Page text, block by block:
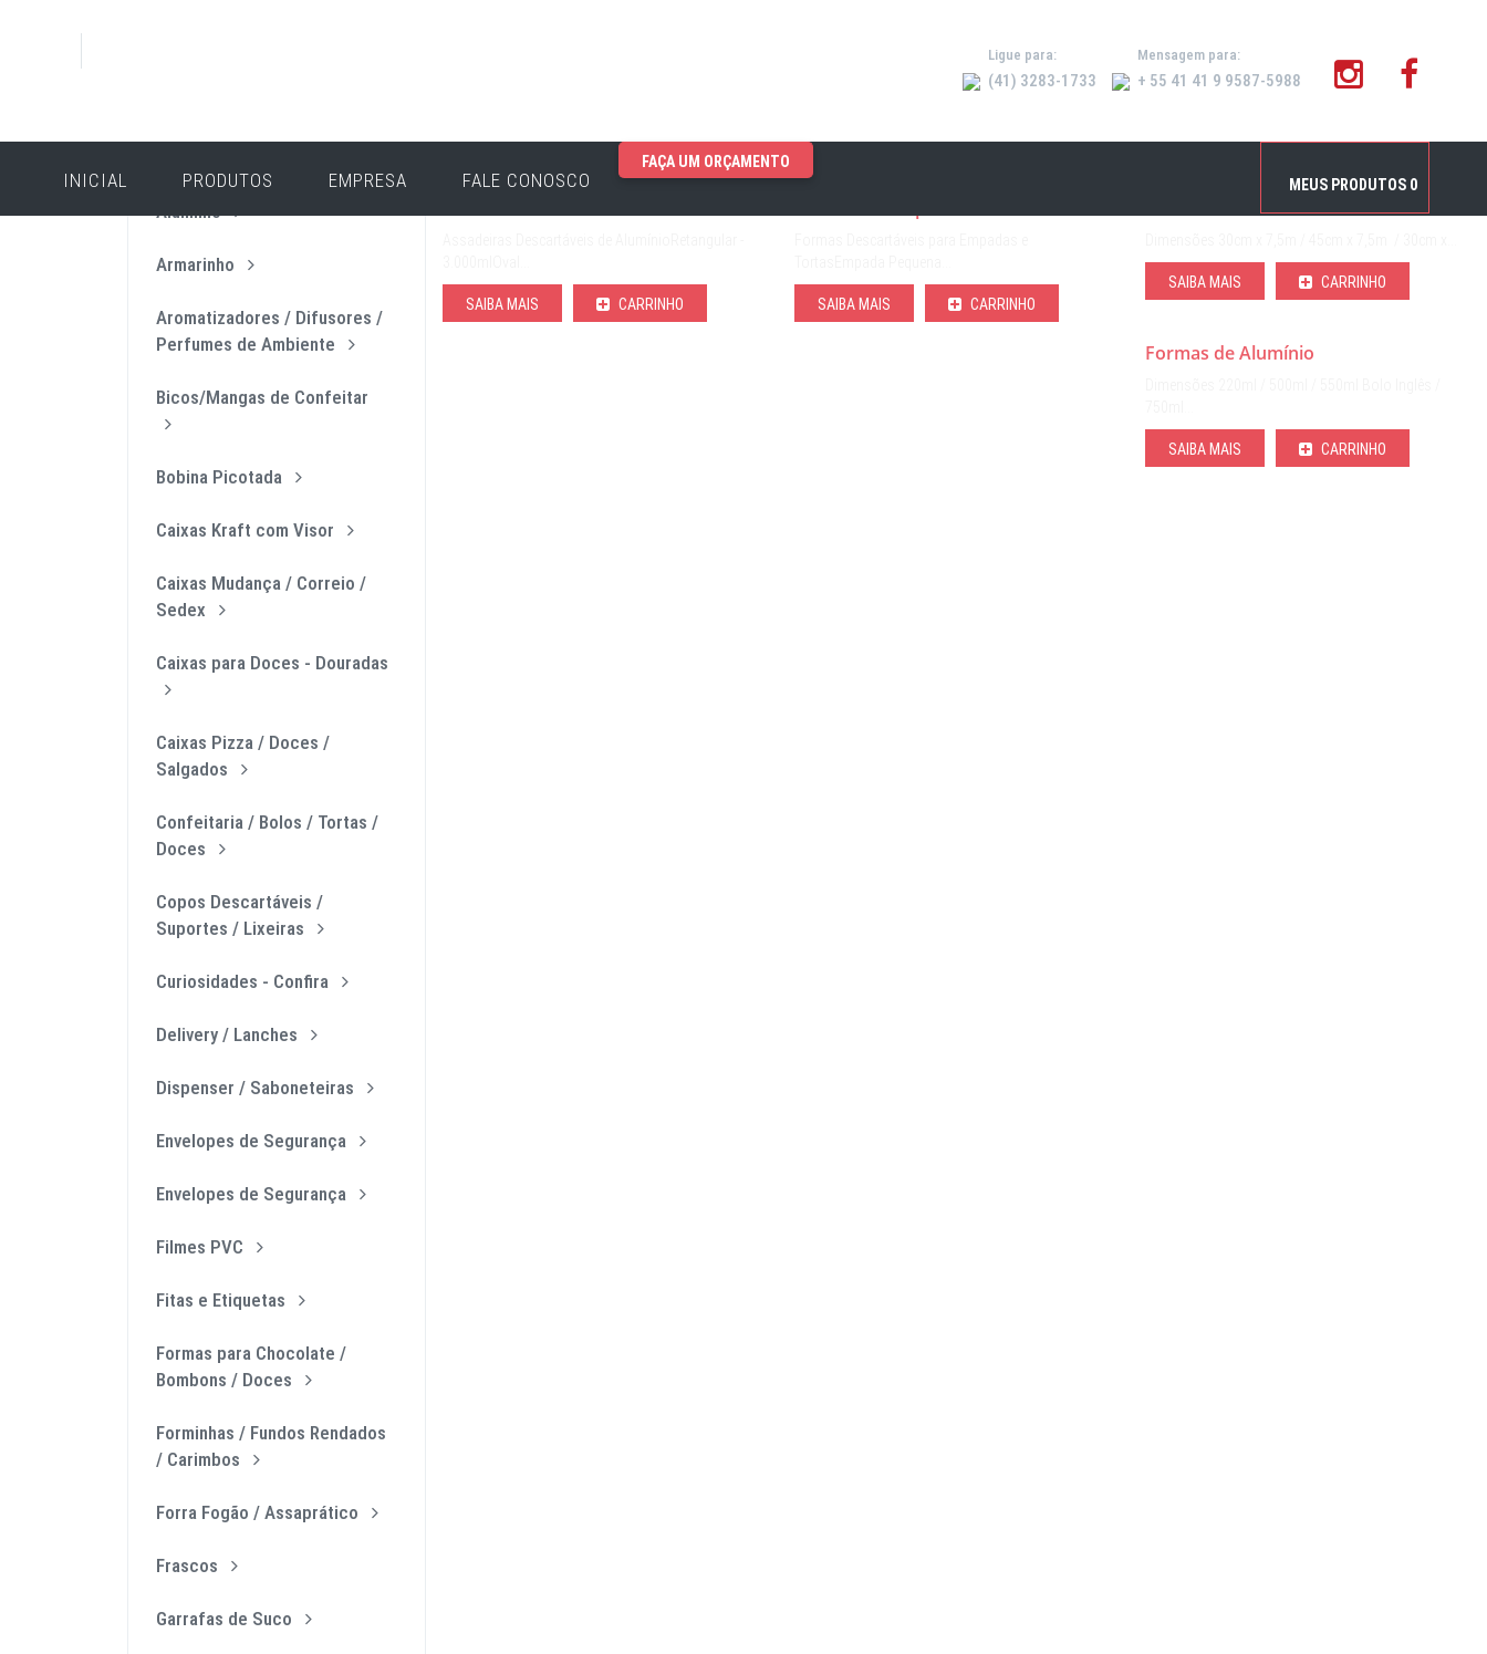
Ligue para:
(41) 3283-1733
Mensagem para:
+ 55 41 41 9 9587-5988
INICIAL PRODUTOS EMPRESA FALE CONOSCO
FAÇA UM ORÇAMENTO
MEUS PRODUTOS 0
Produtos / Alumínio
CATEGORIAS
Alumínio
Armarinho
Aromatizadores / Difusores /
Perfumes de Ambiente
Bicos/Mangas de Confeitar
Bobina Picotada
Caixas Kraft com Visor
Caixas Mudança / Correio /
Sedex
Caixas para Doces - Douradas
Caixas Pizza / Doces /
Salgados
Confeitaria / Bolos / Tortas /
Doces
Copos Descartáveis /
Suportes / Lixeiras
Curiosidades - Confira
Delivery / Lanches
Dispenser / Saboneteiras
Envelopes de Segurança
Envelopes de Segurança
Filmes PVC
Fitas e Etiquetas
Formas para Chocolate /
Bombons / Doces
Forminhas / Fundos Rendados
/ Carimbos
Forra Fogão / Assaprático
Frascos
Garrafas de Suco
SAIBA MAIS CARRINHO SAIBA MAIS CARRINHO
Rolo de alumínio
SAIBA MAIS CARRINHO
Formas de Alumínio
SAIBA MAIS CARRINHO